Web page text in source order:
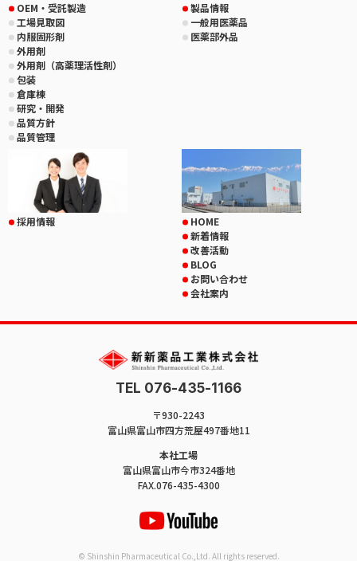
OEM・受託製造
工場見取図
内服固形剤
外用剤
外用剤（高薬理活性剤）
包装
倉庫棟
研究・開発
品質方針
品質管理
製品情報
一般用医薬品
医薬部外品
採用情報
HOME
新着情報
改善活動
BLOG
お問い合わせ
会社案内
TEL 076-435-1166
〒930-2243
富山県富山市四方荒屋497番地11
本社工場
富山県富山市今市324番地
FAX.076-435-4300
© Shinshin Pharmaceutical Co.,Ltd. All rights reserved.